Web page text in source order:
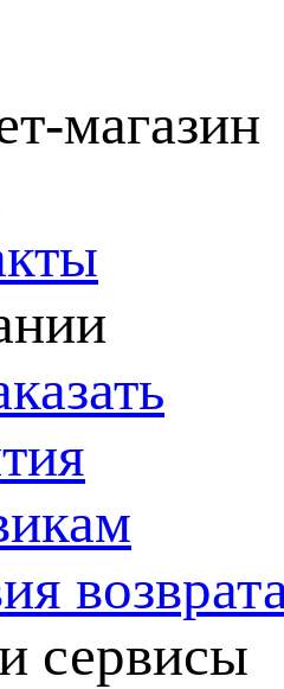
магазин
сервисы